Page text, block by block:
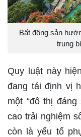
Bất động sản
trung
Quy luật này
đang tái định vị
một “đô thị
cao trải nghiệm
còn là yếu tố